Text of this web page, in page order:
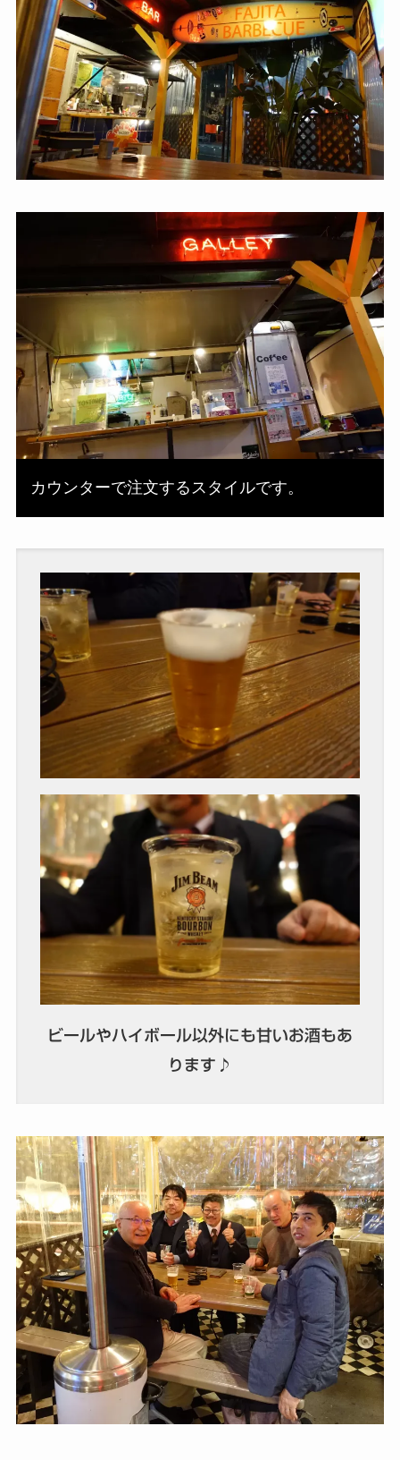
カウンターで注文するスタイルです。
ビールやハイボール以外にも甘いお酒もあ
ります♪